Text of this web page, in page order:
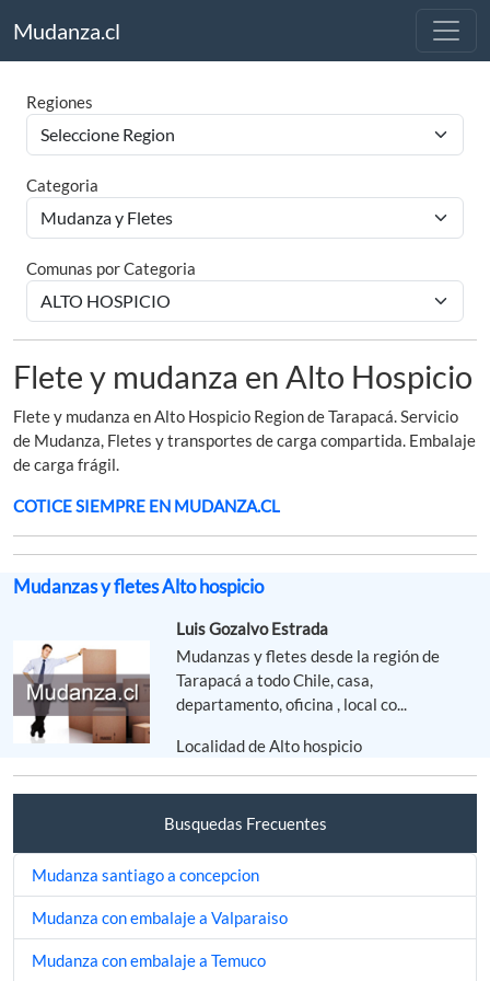
Mudanza.cl
Regiones
Categoria
Comunas por Categoria
Flete y mudanza en Alto Hospicio
Flete y mudanza en Alto Hospicio Region de Tarapacá. Servicio
de Mudanza, Fletes y transportes de carga compartida. Embalaje
de carga frágil.
COTICE SIEMPRE EN MUDANZA.CL
Mudanzas y fletes Alto hospicio
Luis Gozalvo Estrada
Mudanzas y fletes desde la región de
Tarapacá a todo Chile, casa,
departamento, oficina , local co...
Localidad de Alto hospicio
Busquedas Frecuentes
Mudanza santiago a concepcion
Mudanza con embalaje a Valparaiso
Mudanza con embalaje a Temuco